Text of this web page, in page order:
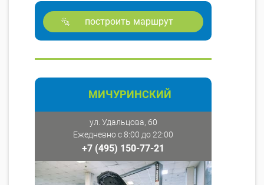
построить маршрут
МИЧУРИНСКИЙ
ул. Удальцова, 60
Ежедневно с 8:00 до 22:00
+7 (495) 150-77-21